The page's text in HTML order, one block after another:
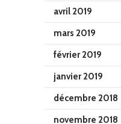
avril 2019
mars 2019
février 2019
janvier 2019
décembre 2018
novembre 2018